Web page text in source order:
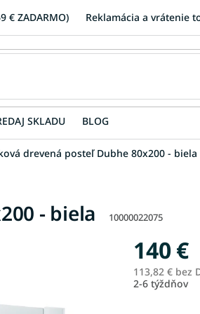
€ ZADARMO) Reklamácia a vrátenie
SKLADU BLOG
drevená posteľ Dubhe 80x200 - biela
- biela 10000022075
140 €
113,82 € bez
2-6 týždňov